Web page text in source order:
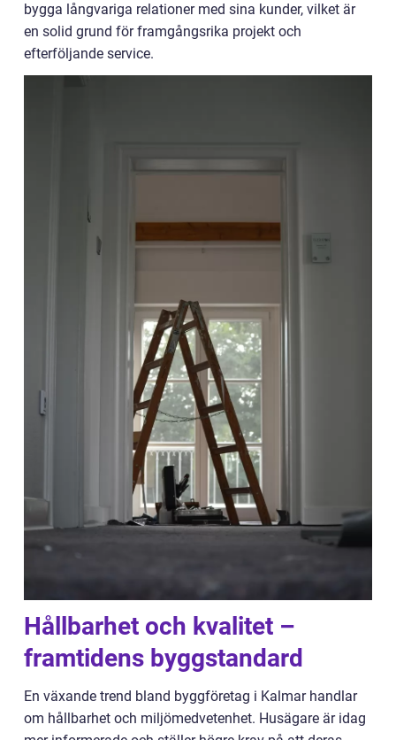
bygga långvariga relationer med sina kunder, vilket är
en solid grund för framgångsrika projekt och
efterföljande service.
Hållbarhet och kvalitet –
framtidens byggstandard
En växande trend bland byggföretag i Kalmar handlar
om hållbarhet och miljömedvetenhet. Husägare är idag